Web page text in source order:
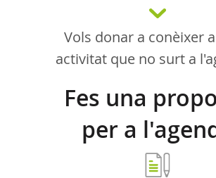
Vols donar a conèixer
activitat que no surt a
Fes una
per a
d'activitats